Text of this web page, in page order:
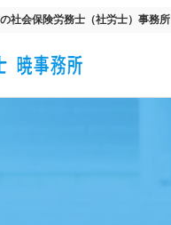
社会保険労務士（社労士）事務所